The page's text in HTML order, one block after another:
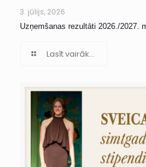
3. jūlijs, 2026
Uzņemšanas rezultāti 2026./2027.
Lasīt vairāk...